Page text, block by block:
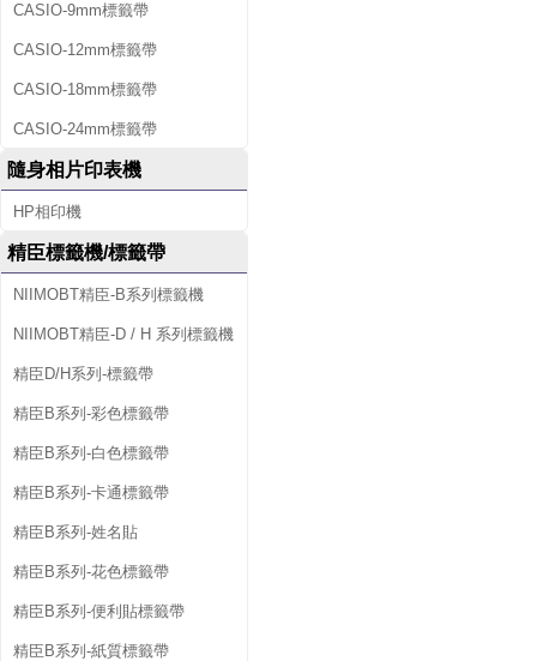
CASIO-9mm標籤帶
CASIO-12mm標籤帶
CASIO-18mm標籤帶
CASIO-24mm標籤帶
隨身相片印表機
HP相印機
精臣標籤機/標籤帶
NIIMOBT精臣-B系列標籤機
NIIMOBT精臣-D / H 系列標籤機
精臣D/H系列-標籤帶
精臣B系列-彩色標籤帶
精臣B系列-白色標籤帶
精臣B系列-卡通標籤帶
精臣B系列-姓名貼
精臣B系列-花色標籤帶
精臣B系列-便利貼標籤帶
精臣B系列-紙質標籤帶